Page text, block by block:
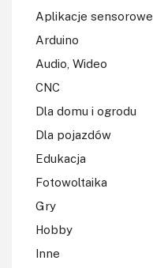
Aplikacje sensorowe
Arduino
Audio, Wideo
CNC
Dla domu i ogrodu
Dla pojazdów
Edukacja
Fotowoltaika
Gry
Hobby
Inne